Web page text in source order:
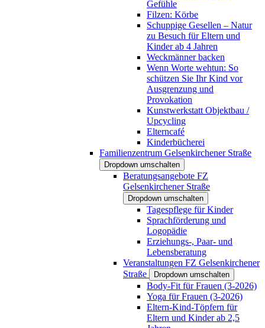
Gefühle
Filzen: Körbe
Schuppige Gesellen – Natur
zu Besuch für Eltern und
Kinder ab 4 Jahren
Weckmänner backen
Wenn Worte wehtun: So
schützen Sie Ihr Kind vor
Ausgrenzung und
Provokation
Kunstwerkstatt Objektbau /
Upcycling
Elterncafé
Kinderbücherei
Familienzentrum Gelsenkirchener Straße
Dropdown umschalten
Beratungsangebote FZ
Gelsenkirchener Straße
Dropdown umschalten
Tagespflege für Kinder
Sprachförderung und
Logopädie
Erziehungs-, Paar- und
Lebensberatung
Veranstaltungen FZ Gelsenkirchener
Straße
Dropdown umschalten
Body-Fit für Frauen (3-2026)
Yoga für Frauen (3-2026)
Eltern-Kind-Töpfern für
Eltern und Kinder ab 2,5